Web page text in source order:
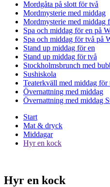
Mordgåta på slott för två
Mordmysterie med middag
Mordmysterie med middag
Spa och middag för en på
Spa och middag för två på
Stand up middag för en
Stand up middag för två
Stockholmsbrunch med
Sushiskola
Teaterkväll med middag för
Övernattning med middag
Övernattning med middag
Start
Mat & dryck
Middagar
Hyr en kock
Hyr en kock